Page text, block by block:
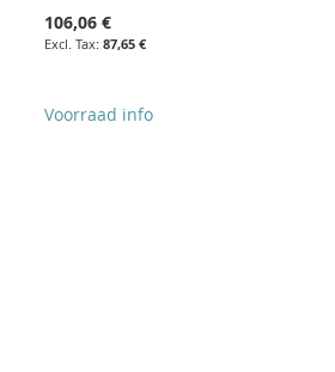
106,06 €
87,65 €
Voorraad info